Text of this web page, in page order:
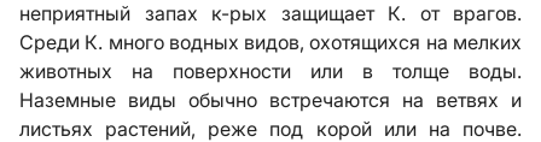
неприятный запах к-рых защищает К. от врагов.
Среди К. много водных видов, охотящихся на мелких
животных на поверхности или в толще воды.
Наземные виды обычно встречаются на ветвях и
листьях растений, реже под корой или на почве.